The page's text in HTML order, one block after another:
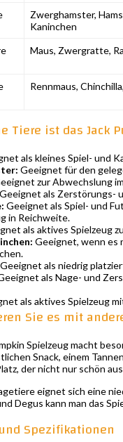
Zwerghamster,
Kaninchen
Maus, Zwergratte,
Rennmaus,
Tiere ist das Jack
als kleines Spiel- und
Geeignet für den
zur Abwechslung
Geeignet als Zerstörungs-
Geeignet als Spiel- und
in Reichweite.
als aktives Spielzeug
Geeignet, wenn es
Geeignet als niedrig
als Nage- und
als aktives Spielzeug
Sie es mit
Spielzeug macht
Snack, einem
der nicht nur schön
eignet sich eine
Degus kann man das
Spezifikationen